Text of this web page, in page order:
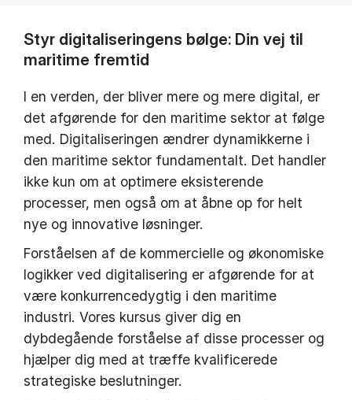
Styr digitaliseringens bølge: Din vej til
maritime fremtid
I en verden, der bliver mere og mere digital, er
det afgørende for den maritime sektor at følge
med. Digitaliseringen ændrer dynamikkerne i
den maritime sektor fundamentalt. Det handler
ikke kun om at optimere eksisterende
processer, men også om at åbne op for helt
nye og innovative løsninger.
Forståelsen af de kommercielle og økonomiske
logikker ved digitalisering er afgørende for at
være konkurrencedygtig i den maritime
industri. Vores kursus giver dig en
dybdegående forståelse af disse processer og
hjælper dig med at træffe kvalificerede
strategiske beslutninger.